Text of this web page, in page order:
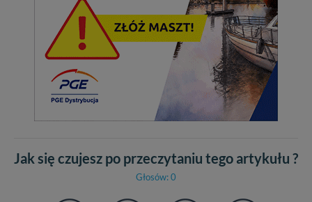
Jak się czujesz po przeczytaniu tego artykułu ?
Głosów: 0